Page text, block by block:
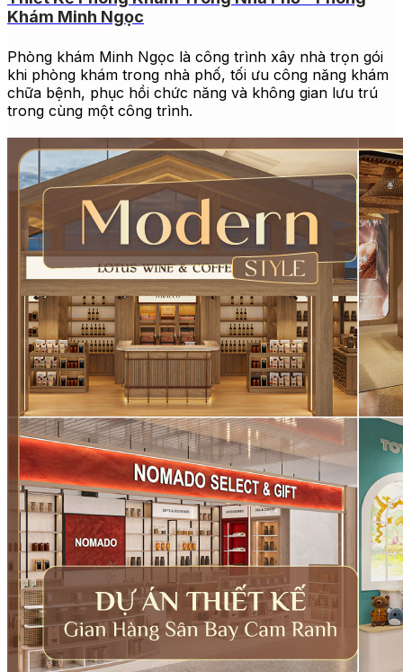
Khám Minh Ngọc
Phòng khám Minh Ngọc là công trình xây nhà trọn gói
khi phòng khám trong nhà phố, tối ưu công năng khám
chữa bệnh, phục hồi chức năng và không gian lưu trú
trong cùng một công trình.